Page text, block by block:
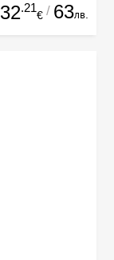
32.21
€ / 63лв.